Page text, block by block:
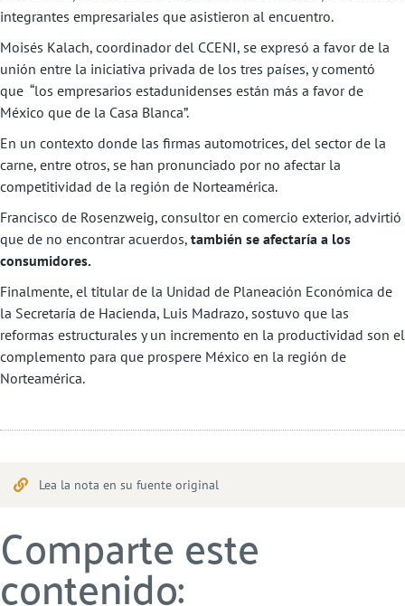
integrantes empresariales que asistieron al encuentro.
Moisés Kalach, coordinador del CCENI, se expresó a favor de la
unión entre la iniciativa privada de los tres países, y comentó
que “los empresarios estadunidenses están más a favor de
México que de la Casa Blanca”.
En un contexto donde las firmas automotrices, del sector de la
carne, entre otros, se han pronunciado por no afectar la
competitividad de la región de Norteamérica.
Francisco de Rosenzweig, consultor en comercio exterior, advirtió
que de no encontrar acuerdos, también se afectaría a los
consumidores.
Finalmente, el titular de la Unidad de Planeación Económica de
la Secretaría de Hacienda, Luis Madrazo, sostuvo que las
reformas estructurales y un incremento en la productividad son el
complemento para que prospere México en la región de
Norteamérica.
Lea la nota en su fuente original
Comparte este
contenido: